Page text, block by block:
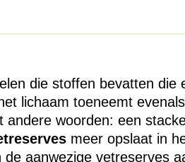
die stoffen bevatten die
lichaam toeneemt
andere woorden: een
meer opslaat in
aanwezige vetreserves